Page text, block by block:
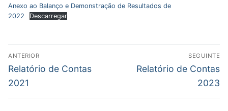
Anexo ao Balanço e Demonstração de Resultados de
2022
Descarregar
Navegação
de
artigos
ANTERIOR
Previous
post:
Relatório de Contas
2021
SEGUINTE
Next
Relatório de Contas
2023